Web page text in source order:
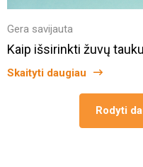
Gera savijauta
Kaip išsirinkti žuvų
Skaityti daugiau
Rodyti